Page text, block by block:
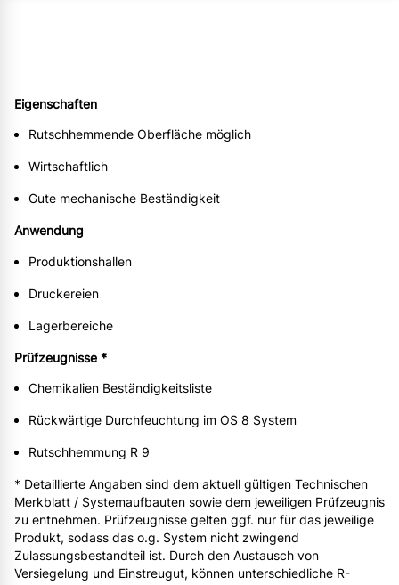
Eigenschaften
Rutschhemmende Oberfläche möglich
Wirtschaftlich
Gute mechanische Beständigkeit
Anwendung
Produktionshallen
Druckereien
Lagerbereiche
Prüfzeugnisse *
Chemikalien Beständigkeitsliste
Rückwärtige Durchfeuchtung im OS 8 System
Rutschhemmung R 9
* Detaillierte Angaben sind dem aktuell gültigen Technischen
Merkblatt / Systemaufbauten sowie dem jeweiligen Prüfzeugnis
zu entnehmen. Prüfzeugnisse gelten ggf. nur für das jeweilige
Produkt, sodass das o.g. System nicht zwingend
Zulassungsbestandteil ist. Durch den Austausch von
Versiegelung und Einstreugut, können unterschiedliche R-